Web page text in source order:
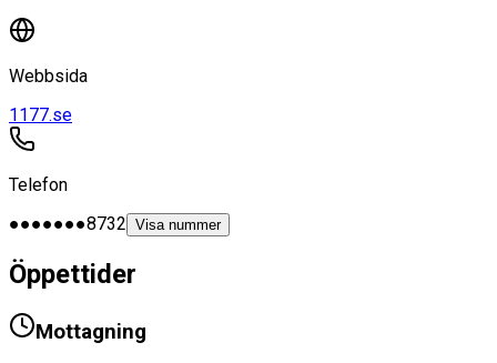
Webbsida
1177.se
Telefon
●●●●●●●8732 Visa nummer
Öppettider
Mottagning